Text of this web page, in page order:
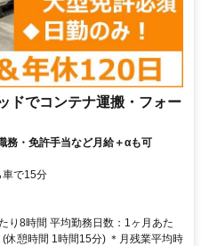
ドでコンテナ運搬・フォー
務・免許手当など月給＋αも可
車で15分
り8時間 平均勤務日数：1ヶ月あた
休憩時間 1時間15分) ＊月残業平均時